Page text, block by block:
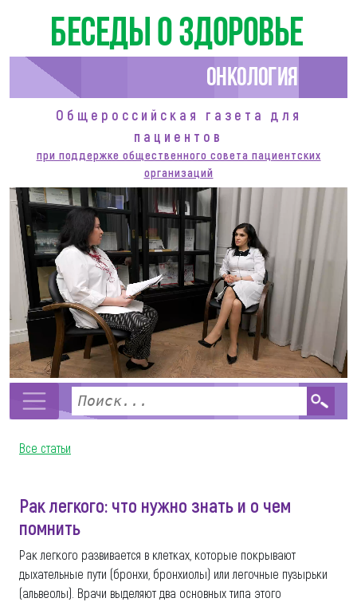
Беседы о здоровье
Онкология
Общероссийская газета для
пациентов
при поддержке общественного совета пациентских
организаций
Все статьи
Рак легкого: что нужно знать и о чем
помнить
Рак легкого развивается в клетках, которые покрывают
дыхательные пути (бронхи, бронхиолы) или легочные пузырьки
(альвеолы). Врачи выделяют два основных типа этого